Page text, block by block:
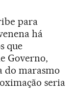
para
há
que
Governo,
do marasmo
seria